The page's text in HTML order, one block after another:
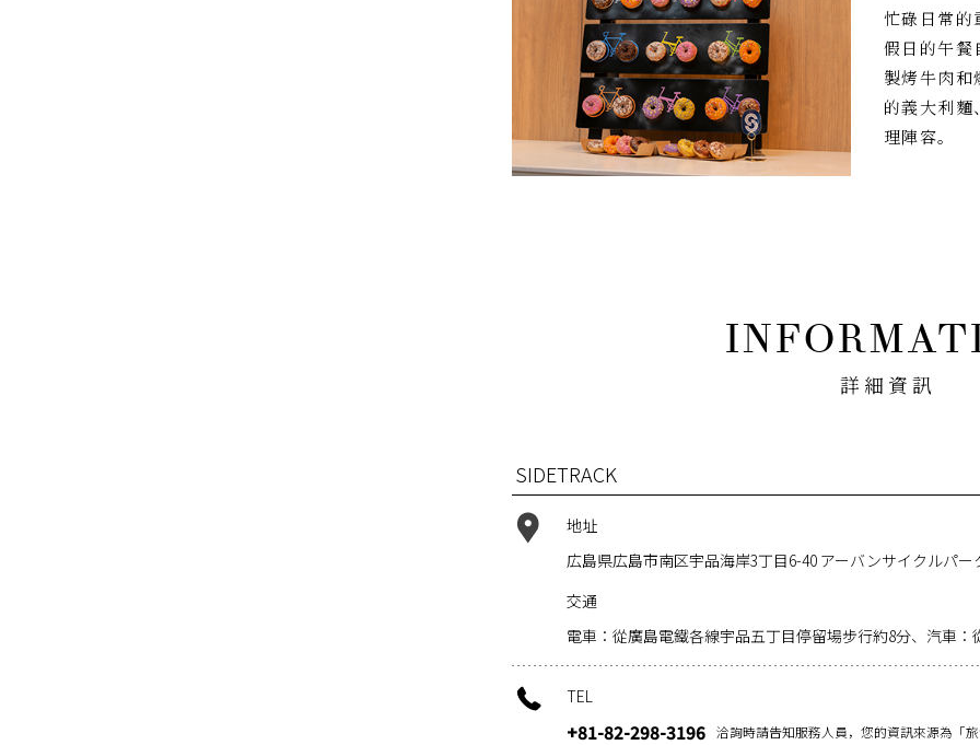
忙碌日常的
假日的午餐
製烤牛肉
的義大利
理陣容。
詳細資訊
SIDETRACK
地址
広島県広島市南区宇品海岸3丁目6-40 アーバンサイクルパ
交通
電車：從廣島電鐵各線宇品五丁目停留場步行約8分、汽車：
TEL
+81-82-298-3196 洽詢時請告知服務人員，您的資訊來源為「